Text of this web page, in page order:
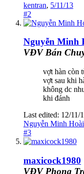
kentran, 5/11/13
#2
Nguyễn Minh
VĐV Bán
vợt hàn còn
vợt sau khi
không dc
khi đánh
Last edited: 12/11/
Nguyễn Minh
#3
maxicock1980
VĐV Phong